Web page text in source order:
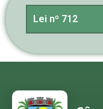
Lei nº 712